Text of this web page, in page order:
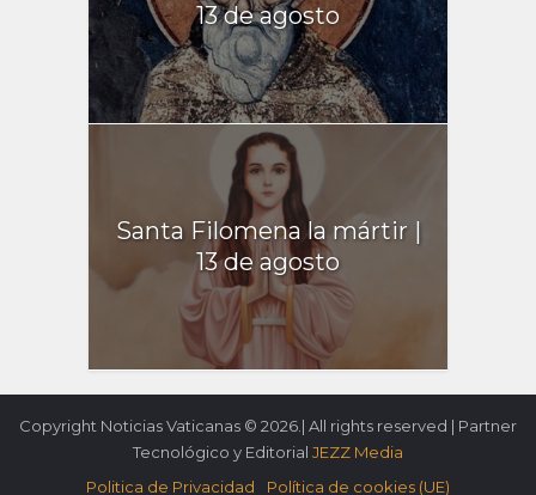
13 de agosto
Santa Filomena la mártir |
13 de agosto
Copyright Noticias Vaticanas © 2026.| All rights reserved | Partner
Tecnológico y Editorial JEZZ Media
Politica de Privacidad
Política de cookies (UE)